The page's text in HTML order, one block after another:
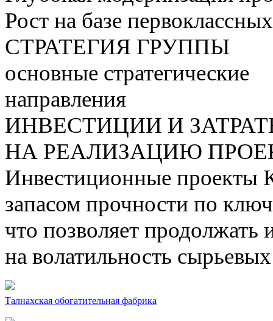
Рост на базе
СТРАТЕГИЯ ГРУППЫ
основные стратегические
направления
ИНВЕСТИЦИИ И
НА РЕАЛИЗАЦИЮ
Инвестиционные проекты
запасом прочности по
что позволяет продолжать
на волатильность
Талнахская обогатительная фабрика